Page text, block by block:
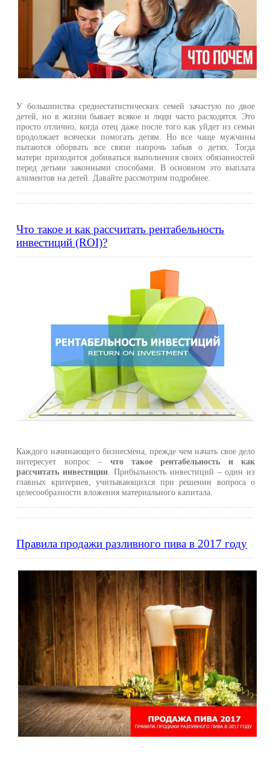
У большинства среднестатистических семей зачастую по двое
детей, но в жизни бывает всякое и люди часто расходятся. Это
просто отлично, когда отец даже после того как уйдет из семьи
продолжает всячески помогать детям. Но все чаще мужчины
пытаются оборвать все связи напрочь забыв о детях. Тогда
матери приходится добиваться выполнения своих обязанностей
перед детьми законными способами. В основном это выплата
алиментов на детей. Давайте рассмотрим подробнее.
Что такое и как рассчитать рентабельность
инвестиций (ROI)?
Каждого начинающего бизнесмена, прежде чем начать свое дело
интересует вопрос – что такое рентабельность и как
рассчитать инвестиции. Прибыльность инвестиций – один из
главных критериев, учитывающихся при решении вопроса о
целесообразности вложения материального капитала.
Правила продажи разливного пива в 2017 году